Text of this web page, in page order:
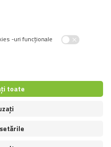
Toate drepturile rezervate